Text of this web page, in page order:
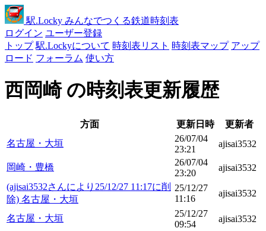
駅.Locky みんなでつくる鉄道時刻表
ログイン ユーザー登録
トップ 駅.Lockyについて 時刻表リスト 時刻表マップ アップ
ロード フォーラム 使い方
西岡崎 の時刻表更新履歴
方面 更新日時
更新者
名古屋・大垣
26/07/04
23:21
ajisai3532
岡崎・豊橋
26/07/04
23:20
ajisai3532
(ajisai3532さんにより25/12/27 11:17に削
除) 名古屋・大垣
25/12/27
11:16
ajisai3532
名古屋・大垣
25/12/27
09:54
ajisai3532